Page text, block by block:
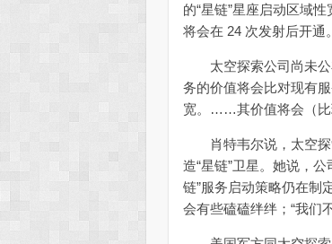
的“星链”星座启动区域
将会在 24 次发射后开通。
太空探索公司尚未公布
务的价值将会比对现有
宽。……其价值将会（比
肖特韦尔说，太空探
造“星链”卫星。她说，
链”服务启动策略仍在制
会有些磕磕绊绊；“我们